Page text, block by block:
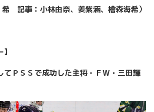
希 記事：小林由奈、姜紫涵、檜森海希）
てＰＳＳで成功した主将・ＦW・三田輝